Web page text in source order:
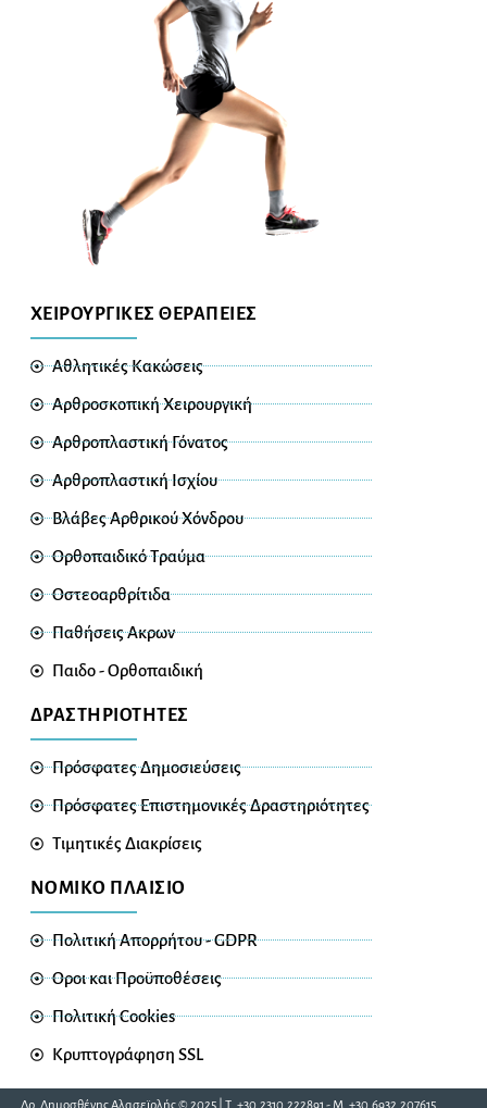
ΧΕΙΡΟΥΡΓΙΚΕΣ ΘΕΡΑΠΕΙΕΣ
Αθλητικές Κακώσεις
Αρθροσκοπική Χειρουργική
Αρθροπλαστική Γόνατος
Αρθροπλαστική Ισχίου
Βλάβες Αρθρικού Χόνδρου
Ορθοπαιδικό Τραύμα
Οστεοαρθρίτιδα
Παθήσεις Ακρων
Παιδο - Ορθοπαιδική
ΔΡΑΣΤΗΡΙΟΤΗΤΕΣ
Πρόσφατες Δημοσιεύσεις
Πρόσφατες Επιστημονικές Δραστηριότητες
Τιμητικές Διακρίσεις
ΝΟΜΙΚΟ ΠΛΑΙΣΙΟ
Πολιτική Απορρήτου - GDPR
Οροι και Προϋποθέσεις
Πολιτική Cookies
Κρυπτογράφηση SSL